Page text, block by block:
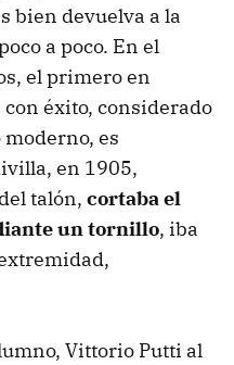
bien devuelva a la
a poco. En el
el primero en
éxito, considerado
es
en 1905,
talón, cortaba el
un tornillo, iba
Vittorio Putti al